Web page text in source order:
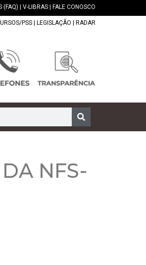
(FAQ) V-LIBRAS FALE CONOSCO
PSS LEGISLAÇÃO RADAR
NFS-